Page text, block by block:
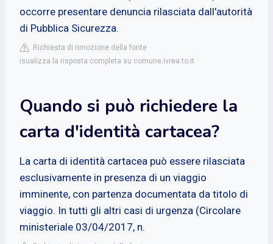
occorre presentare denuncia rilasciata dall'autorità
di Pubblica Sicurezza.
Richiesta di rimozione della fonte
isualizza la risposta completa su comune.ivrea.to.it
Quando si può richiedere la
carta d'identità cartacea?
La carta di identità cartacea può essere rilasciata
esclusivamente in presenza di un viaggio
imminente, con partenza documentata da titolo di
viaggio. In tutti gli altri casi di urgenza (Circolare
ministeriale 03/04/2017, n.